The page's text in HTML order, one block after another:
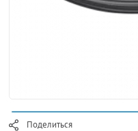
Поделиться